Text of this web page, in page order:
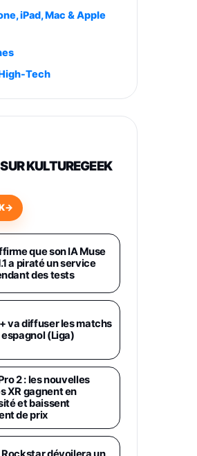
SAMSUNG Galaxy
SAMSUNG Galaxy
256Go
Fnac (Vendeur Tiers)
Android 5G avec
Go, Chargeur
25W Inclus,
déverrouillé, Noir,
Fnac (Vendeur Tiers)
Ultra 512 Go Bleu
Ultra 256 Go Violet
- Casque
& Répartiteur Audio
Blanc
Fnac (Vendeur Tiers)
iPad, Mac & Apple
Tech
KULTUREGEEK
→
que son IA Muse
a piraté un service
des tests
va diffuser les matchs
(Liga)
2 : les nouvelles
XR gagnent en
et baissent
de prix